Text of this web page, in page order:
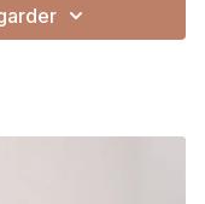
les
vital qui fait la